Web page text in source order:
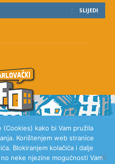
SLIJEDI
kako bi Vam pružila
Korištenjem web stranice
Blokiranjem kolačića i dalje
neke njezine mogućnosti Vam